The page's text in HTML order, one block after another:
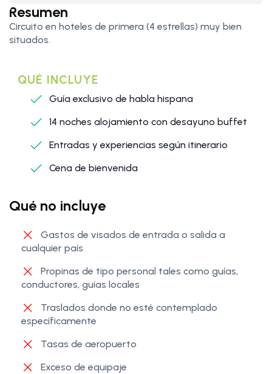
Resumen
Circuito en hoteles de primera (4 estrellas) muy bien
situados.
QUÉ INCLUYE
Guía exclusivo de habla hispana
14 noches alojamiento con desayuno buffet
Entradas y experiencias según itinerario
Cena de bienvenida
Qué no incluye
Gastos de visados de entrada o salida a
cualquier país
Propinas de tipo personal tales como guías,
conductores, guías locales
Traslados donde no esté contemplado
específicamente
Tasas de aeropuerto
Exceso de equipaje